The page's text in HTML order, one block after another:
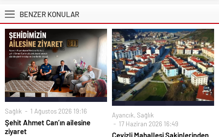
BENZER KONULAR
Sağlık 1 Ağustos 2026 19:16
Şehit Ahmet Can’ın ailesine
ziyaret
Ayancık, Sağlık
17 Haziran 2026 16:49
Cevizli Mahallesi Sakinlerinden